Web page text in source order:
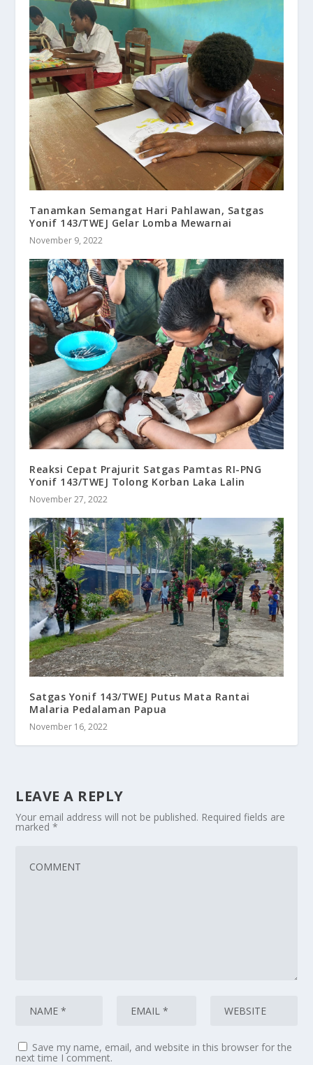
Tanamkan Semangat Hari Pahlawan, Satgas
Yonif 143/TWEJ Gelar Lomba Mewarnai
November 9, 2022
Reaksi Cepat Prajurit Satgas Pamtas RI-PNG
Yonif 143/TWEJ Tolong Korban Laka Lalin
November 27, 2022
Satgas Yonif 143/TWEJ Putus Mata Rantai
Malaria Pedalaman Papua
November 16, 2022
LEAVE A REPLY
Your email address will not be published. Required fields are
marked*
Save my name, email, and website in this browser for the
next time I comment.